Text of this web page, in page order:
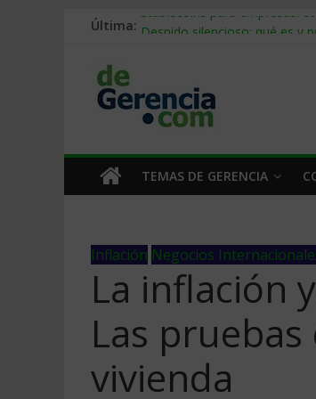
Última: Stablecoins para empresas:
Trabajo forzoso en la cadena
Mercado hispano de EE. UU.:
TEMAS DE GERENCIA
Inflación Negocios
La inflación
Las
vivienda